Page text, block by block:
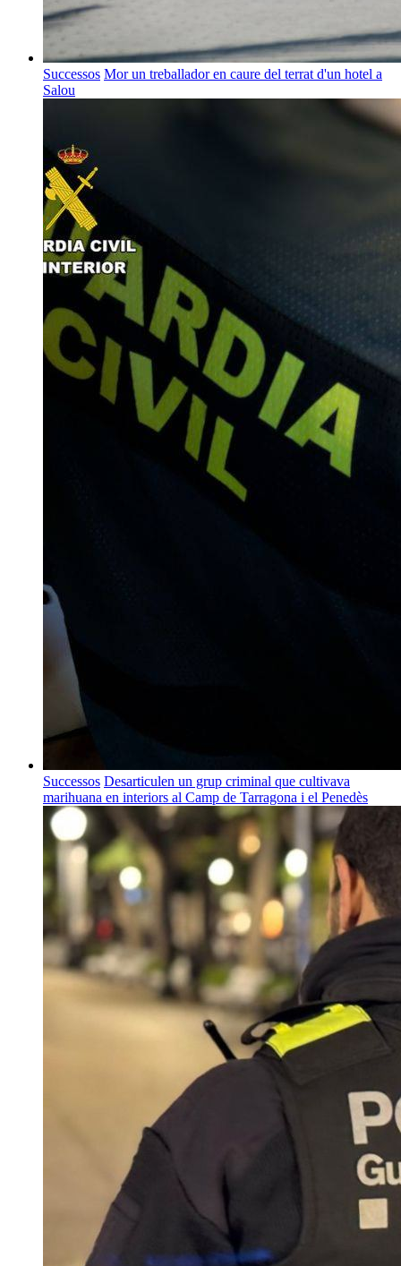
Successos Mor un treballador en caure del terrat d'un hotel a
Salou
Successos Desarticulen un grup criminal que cultivava
marihuana en interiors al Camp de Tarragona i el Penedès